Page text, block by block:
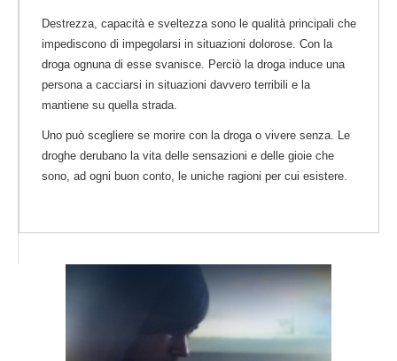
Destrezza, capacità e sveltezza sono le qualità principali che
impediscono di impegolarsi in situazioni dolorose. Con la
droga ognuna di esse svanisce. Perciò la droga induce una
persona a cacciarsi in situazioni davvero terribili e la
mantiene su quella strada.
Uno può scegliere se morire con la droga o vivere senza. Le
droghe derubano la vita delle sensazioni e delle gioie che
sono, ad ogni buon conto, le uniche ragioni per cui esistere.